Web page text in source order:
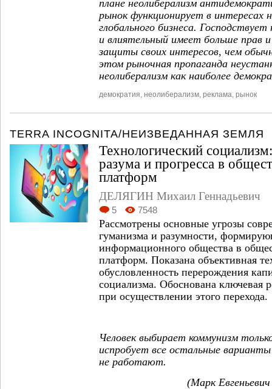
плане неолиберализм
рынок функционирует в интересах
глобального бизнеса.
и влиятельный имеет больше прав
защиты своих интересов, чем
этом рыночная пропаганда
неолиберализм как наиболее
демократия неолиберализм реклама рынок
TERRA INCOGNITA/НЕИЗВЕДАННАЯ ЗЕМЛЯ
Технологический
разума и прогресса в
платформ
ДЕЛЯГИН Михаил Геннадьевич
5 7548
Рассмотрены основные угрозы
гуманизма и разумности,
информационного общества в
платформ. Показана объективная
обусловленность перерождения
социализма. Обоснована ключевая
при осуществлении этого перехода.
Человек выбирает коммунизм
испробует все остальные
не работают.
(Марк Евгеньевич